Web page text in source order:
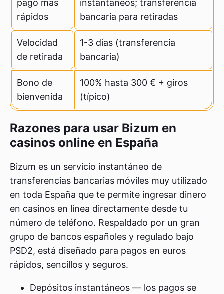
rápidos
bancaria para retiradas
Velocidad
de retirada
1-3 días (transferencia
bancaria)
Bono de
bienvenida
100% hasta 300 € + giros
(típico)
Razones para usar Bizum en
casinos online en España
Bizum es un servicio instantáneo de
transferencias bancarias móviles muy utilizado
en toda España que te permite ingresar dinero
en casinos en línea directamente desde tu
número de teléfono. Respaldado por un gran
grupo de bancos españoles y regulado bajo
PSD2, está diseñado para pagos en euros
rápidos, sencillos y seguros.
Depósitos instantáneos — los pagos se